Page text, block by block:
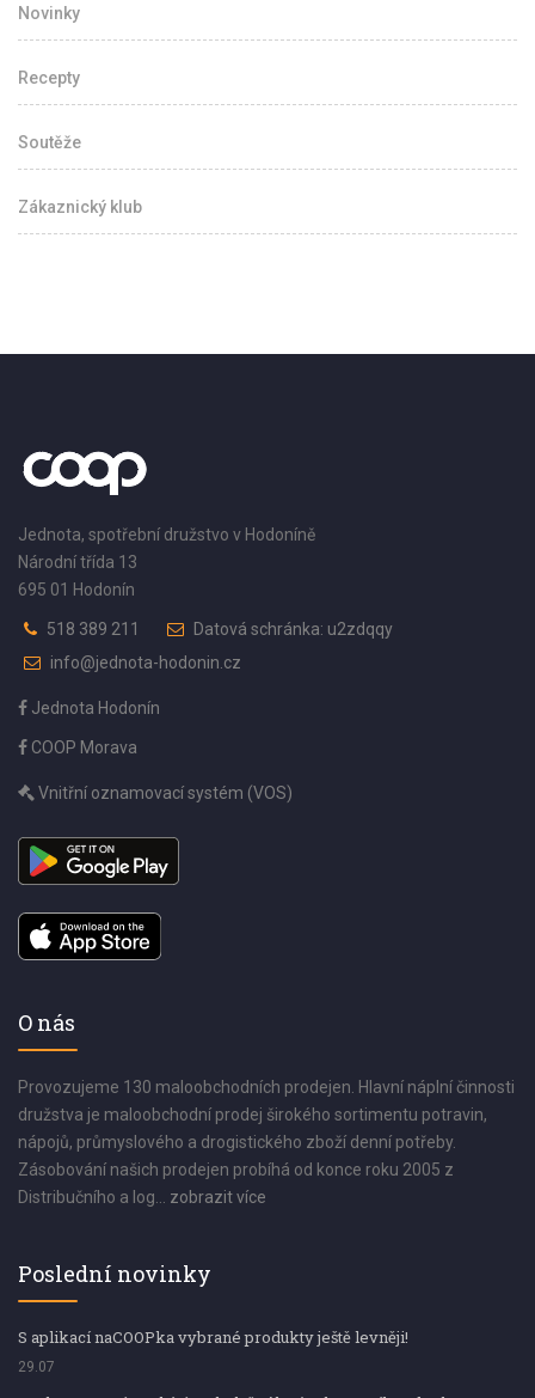
Novinky
Recepty
Soutěže
Zákaznický klub
Jednota, spotřební družstvo v Hodoníně
Národní třída 13
695 01 Hodonín
518 389 211
Datová schránka: u2zdqqy
info@jednota-hodonin.cz
Jednota Hodonín
COOP Morava
Vnitřní oznamovací systém (VOS)
O nás
Provozujeme 130 maloobchodních prodejen. Hlavní náplní činnosti
družstva je maloobchodní prodej širokého sortimentu potravin,
nápojů, průmyslového a drogistického zboží denní potřeby.
Zásobování našich prodejen probíhá od konce roku 2005 z
Distribučního a log... zobrazit více
Poslední novinky
S aplikací naCOOPka vybrané produkty ještě levněji!
29.07